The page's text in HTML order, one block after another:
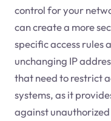
control for your
can create a more
specific access rules
unchanging IP
that need to restrict
systems, as it
against